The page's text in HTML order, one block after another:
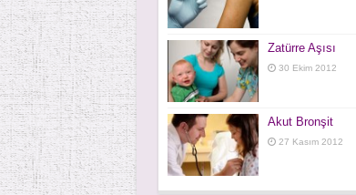
Zatürre Aşısı
30 Ekim 2012
Akut Bronşit
27 Kasım 2012